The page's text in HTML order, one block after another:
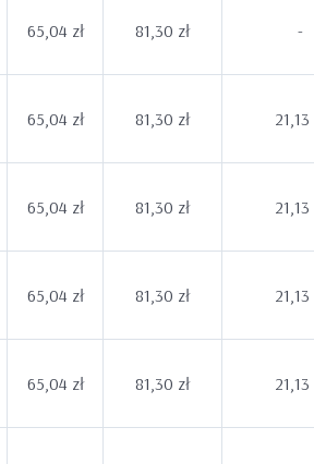
65,04 zł 81,30 zł -
65,04 zł 81,30 zł 21,13
65,04 zł 81,30 zł 21,13
65,04 zł 81,30 zł 21,13
65,04 zł 81,30 zł 21,13